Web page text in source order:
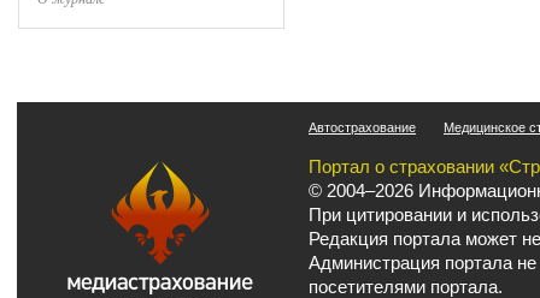
Автострахование Медицинское
Портал о страховании
© 2004–2026
При цитировании и
Редакция портала может
Администрация портала
посетителями портала.